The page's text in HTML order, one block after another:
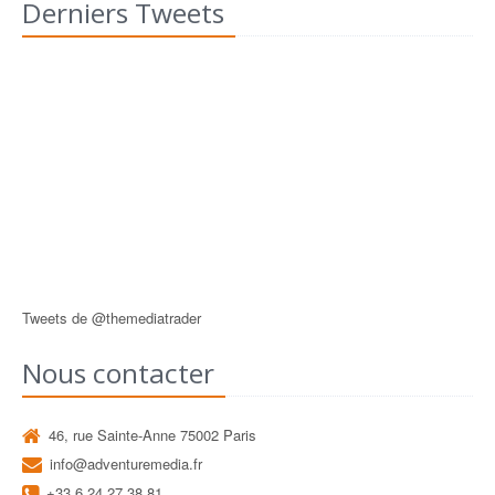
Derniers Tweets
Tweets de @themediatrader
Nous contacter
46, rue Sainte-Anne 75002 Paris
info@adventuremedia.fr